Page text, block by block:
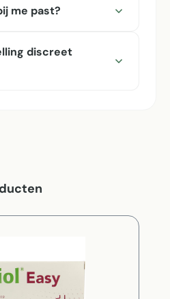
me past?
discreet